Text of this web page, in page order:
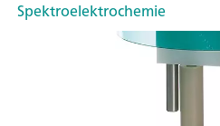
Spektroelektrochemie